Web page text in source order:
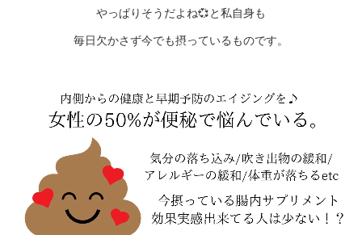
やっぱりそうだよね💞と私自身も
毎日欠かさず今でも摂っているものです。